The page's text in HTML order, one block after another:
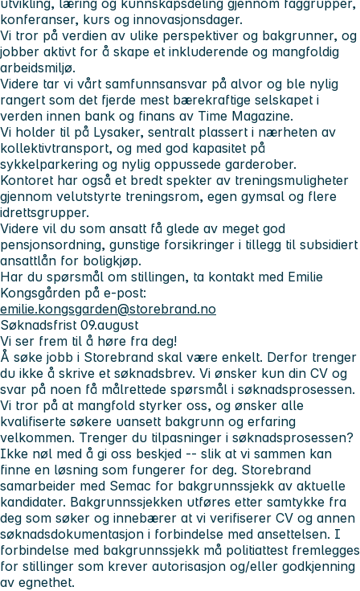
konferanser, kurs og innovasjonsdager.
Vi tror på verdien av ulike perspektiver og bakgrunner, og
jobber aktivt for å skape et inkluderende og mangfoldig
arbeidsmiljø.
Videre tar vi vårt samfunnsansvar på alvor og ble nylig
rangert som det fjerde mest bærekraftige selskapet i
verden innen bank og finans av Time Magazine.
Vi holder til på Lysaker, sentralt plassert i nærheten av
kollektivtransport, og med god kapasitet på
sykkelparkering og nylig oppussede garderober.
Kontoret har også et bredt spekter av treningsmuligheter
gjennom velutstyrte treningsrom, egen gymsal og flere
idrettsgrupper.
Videre vil du som ansatt få glede av meget god
pensjonsordning, gunstige forsikringer i tillegg til subsidiert
ansattlån for boligkjøp.
Har du spørsmål om stillingen, ta kontakt med Emilie
Kongsgården på e-post:
emilie.kongsgarden@storebrand.no
Søknadsfrist 09.august
Vi ser frem til å høre fra deg!
Å søke jobb i Storebrand skal være enkelt. Derfor trenger
du ikke å skrive et søknadsbrev. Vi ønsker kun din CV og
svar på noen få målrettede spørsmål i søknadsprosessen.
Vi tror på at mangfold styrker oss, og ønsker alle
kvalifiserte søkere uansett bakgrunn og erfaring
velkommen. Trenger du tilpasninger i søknadsprosessen?
Ikke nøl med å gi oss beskjed -- slik at vi sammen kan
finne en løsning som fungerer for deg. Storebrand
samarbeider med Semac for bakgrunnssjekk av aktuelle
kandidater. Bakgrunnssjekken utføres etter samtykke fra
deg som søker og innebærer at vi verifiserer CV og annen
søknadsdokumentasjon i forbindelse med ansettelsen. I
forbindelse med bakgrunnssjekk må politiattest fremlegges
for stillinger som krever autorisasjon og/eller godkjenning
av egnethet.